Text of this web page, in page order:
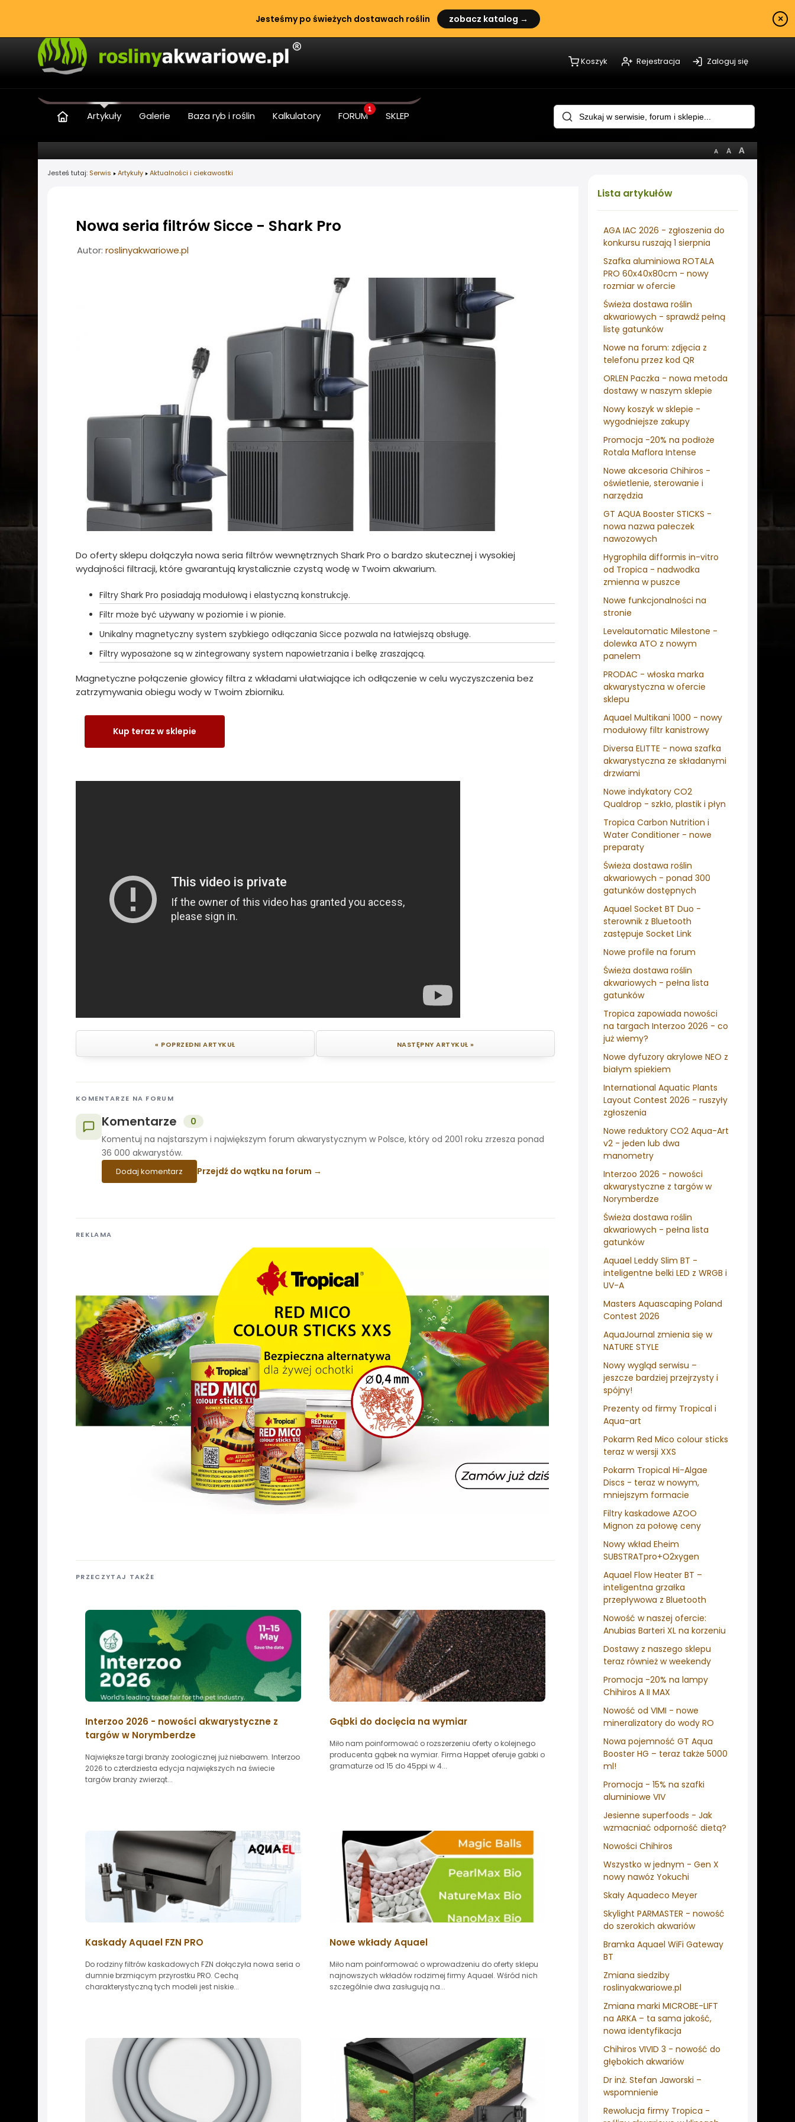
Jesteśmy po świeżych dostawach roślin zobacz katalog → ×
Koszyk Rejestracja Zaloguj się
Artykuły Galerie Baza ryb i roślin Kalkulatory FORUM
1
SKLEP
Lista artykułów
AGA IAC 2026 - zgłoszenia do
konkursu ruszają 1 sierpnia
Szafka aluminiowa ROTALA
PRO 60x40x80cm - nowy
rozmiar w ofercie
Świeża dostawa roślin
akwariowych - sprawdź pełną
listę gatunków
Nowe na forum: zdjęcia z
telefonu przez kod QR
ORLEN Paczka - nowa metoda
dostawy w naszym sklepie
Nowy koszyk w sklepie -
wygodniejsze zakupy
Promocja -20% na podłoże
Rotala Maflora Intense
Nowe akcesoria Chihiros -
oświetlenie, sterowanie i
narzędzia
GT AQUA Booster STICKS -
nowa nazwa pałeczek
nawozowych
Hygrophila difformis in-vitro
od Tropica - nadwodka
zmienna w puszce
Nowe funkcjonalności na
stronie
Levelautomatic Milestone -
dolewka ATO z nowym
panelem
PRODAC - włoska marka
akwarystyczna w ofercie
sklepu
Aquael Multikani 1000 - nowy
modułowy filtr kanistrowy
Diversa ELITTE - nowa szafka
akwarystyczna ze składanymi
drzwiami
Nowe indykatory CO2
Qualdrop - szkło, plastik i płyn
Tropica Carbon Nutrition i
Water Conditioner - nowe
preparaty
Świeża dostawa roślin
akwariowych - ponad 300
gatunków dostępnych
Aquael Socket BT Duo -
sterownik z Bluetooth
zastępuje Socket Link
Nowe profile na forum
Świeża dostawa roślin
akwariowych - pełna lista
gatunków
Tropica zapowiada nowości
na targach Interzoo 2026 - co
już wiemy?
Nowe dyfuzory akrylowe NEO z
białym spiekiem
International Aquatic Plants
Layout Contest 2026 - ruszyły
zgłoszenia
Nowe reduktory CO2 Aqua-Art
v2 - jeden lub dwa
manometry
Interzoo 2026 - nowości
akwarystyczne z targów w
Norymberdze
Świeża dostawa roślin
akwariowych - pełna lista
gatunków
Aquael Leddy Slim BT -
inteligentne belki LED z WRGB i
UV-A
Masters Aquascaping Poland
Contest 2026
AquaJournal zmienia się w
NATURE STYLE
Nowy wygląd serwisu –
jeszcze bardziej przejrzysty i
spójny!
Prezenty od firmy Tropical i
Aqua-art
Pokarm Red Mico colour sticks
teraz w wersji XXS
Pokarm Tropical Hi-Algae
Discs - teraz w nowym,
mniejszym formacie
Filtry kaskadowe AZOO
Mignon za połowę ceny
Nowy wkład Eheim
SUBSTRATpro+O2xygen
Aquael Flow Heater BT –
inteligentna grzałka
przepływowa z Bluetooth
Nowość w naszej ofercie:
Anubias Barteri XL na korzeniu
Dostawy z naszego sklepu
teraz również w weekendy
Promocja -20% na lampy
Chihiros A II MAX
Nowość od VIMI - nowe
mineralizatory do wody RO
Nowa pojemność GT Aqua
Booster HG – teraz także 5000
ml!
Promocja - 15% na szafki
aluminiowe VIV
Jesienne superfoods - Jak
wzmacniać odporność dietą?
Nowości Chihiros
Wszystko w jednym - Gen X
nowy nawóz Yokuchi
Skały Aquadeco Meyer
Skylight PARMASTER - nowość
do szerokich akwariów
Bramka Aquael WiFi Gateway
BT
Zmiana siedziby
roslinyakwariowe.pl
Zmiana marki MICROBE-LIFT
na ARKA – ta sama jakość,
nowa identyfikacja
Chihiros VIVID 3 - nowość do
głębokich akwariów
Dr inż. Stefan Jaworski –
wspomnienie
Rewolucja firmy Tropica -
Jesteś tutaj: Serwis Artykuły Aktualności i ciekawostki
Nowa seria filtrów Sicce - Shark Pro
Informacje o artykule
Autor: roslinyakwariowe.pl
Do oferty sklepu dołączyła nowa seria filtrów wewnętrznych Shark Pro o bardzo skutecznej i wysokiej
wydajności filtracji, które gwarantują krystalicznie czystą wodę w Twoim akwarium.
Filtry Shark Pro posiadają modułową i elastyczną konstrukcję.
Filtr może być używany w poziomie i w pionie.
Unikalny magnetyczny system szybkiego odłączania Sicce pozwala na łatwiejszą obsługę.
Filtry wyposażone są w zintegrowany system napowietrzania i belkę zraszającą.
Magnetyczne połączenie głowicy filtra z wkładami ułatwiające ich odłączenie w celu wyczyszczenia bez
zatrzymywania obiegu wody w Twoim zbiorniku.
Kup teraz w sklepie
« POPRZEDNI ARTYKUŁ NASTĘPNY ARTYKUŁ »
KOMENTARZE NA FORUM
Komentarze
0
Komentuj na najstarszym i największym forum akwarystycznym w Polsce, który od 2001 roku zrzesza ponad
36 000 akwarystów.
Dodaj komentarz Przejdź do wątku na forum
REKLAMA
PRZECZYTAJ TAKŻE
Interzoo 2026 - nowości akwarystyczne z
targów w Norymberdze
Największe targi branży zoologicznej już niebawem. Interzoo
2026 to czterdziesta edycja największych na świecie
targów branży zwierząt...
Gąbki do docięcia na wymiar
Miło nam poinformować o rozszerzeniu oferty o kolejnego
producenta gąbek na wymiar. Firma Happet oferuje gabki o
gramaturze od 15 do 45ppi w 4...
Kaskady Aquael FZN PRO
Do rodziny filtrów kaskadowych FZN dołączyła nowa seria o
dumnie brzmiącym przyrostku PRO. Cechą
charakterystyczną tych modeli jest niskie...
Nowe wkłady Aquael
Miło nam poinformować o wprowadzeniu do oferty sklepu
najnowszych wkładów rodzimej firmy Aquael. Wśród nich
szczególnie dwa zasługują na...